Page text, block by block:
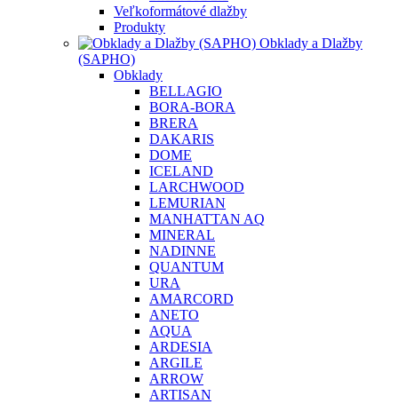
Veľkoformátové dlažby
Produkty
Obklady a Dlažby
(SAPHO)
Obklady
BELLAGIO
BORA-BORA
BRERA
DAKARIS
DOME
ICELAND
LARCHWOOD
LEMURIAN
MANHATTAN AQ
MINERAL
NADINNE
QUANTUM
URA
AMARCORD
ANETO
AQUA
ARDESIA
ARGILE
ARROW
ARTISAN